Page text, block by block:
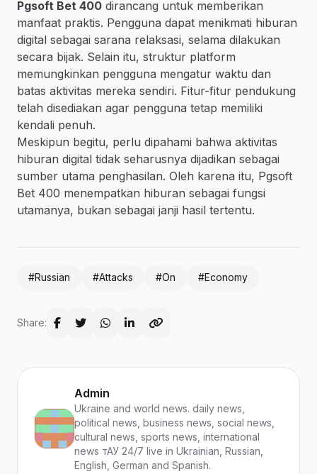
Pgsoft Bet 400 dirancang untuk memberikan
manfaat praktis. Pengguna dapat menikmati hiburan
digital sebagai sarana relaksasi, selama dilakukan
secara bijak. Selain itu, struktur platform
memungkinkan pengguna mengatur waktu dan
batas aktivitas mereka sendiri. Fitur-fitur pendukung
telah disediakan agar pengguna tetap memiliki
kendali penuh.
Meskipun begitu, perlu dipahami bahwa aktivitas
hiburan digital tidak seharusnya dijadikan sebagai
sumber utama penghasilan. Oleh karena itu, Pgsoft
Bet 400 menempatkan hiburan sebagai fungsi
utamanya, bukan sebagai janji hasil tertentu.
#Russian #Attacks #On #Economy
Share:
Admin
Ukraine and world news. daily news,
political news, business news, social news,
cultural news, sports news, international
news тАУ 24/7 live in Ukrainian, Russian,
English, German and Spanish.